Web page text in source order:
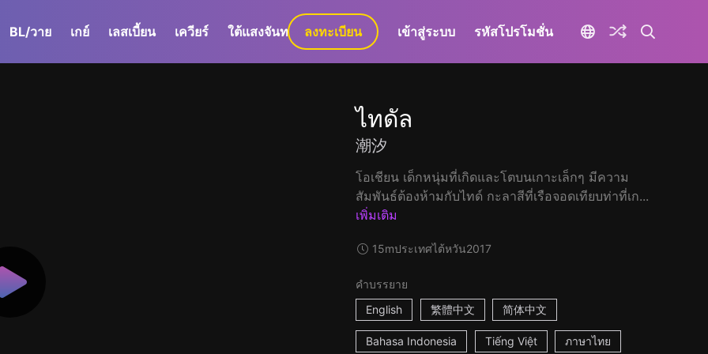
BL/วาย เกย์ เลสเบี้ยน เควียร์ ใต้แสงจันทร์ GaLa+
ลงทะเบียน เข้าสู่ระบบ รหัสโปรโมชั่น
ไทดัล
潮汐
โอเชียน เด็กหนุ่มที่เกิดและโตบนเกาะเล็กๆ มีความ
สัมพันธ์ต้องห้ามกับไทด์ กะลาสีที่เรือจอดเทียบท่าที่เก...
เพิ่มเติม
15mประเทศไต้หวัน2017
คำบรรยาย
English
繁體中文 简体中文
Bahasa Indonesia Tiếng Việt ภาษาไทย